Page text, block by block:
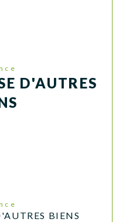
D'AUTRES
BIENS